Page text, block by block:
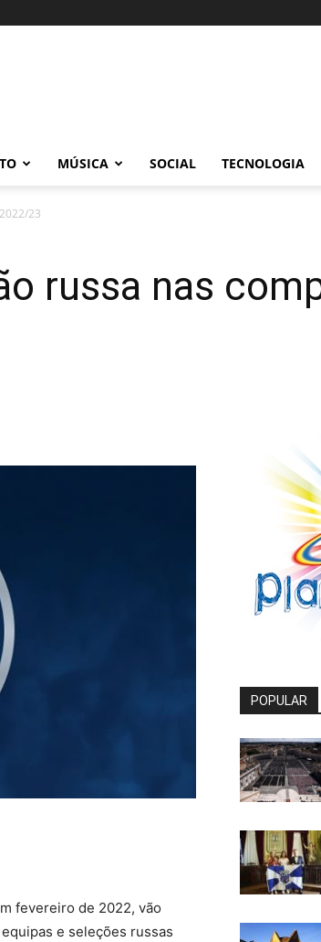
MÚSICA SOCIAL TECNOLOGIA
23
russa nas
fevereiro de 2022, vão
e seleções russas
POPULAR